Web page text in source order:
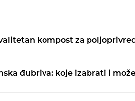
kompost za
đubriva: koje izabrati i